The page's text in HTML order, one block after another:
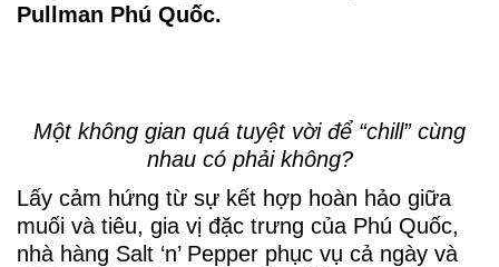
Pullman Phú Quốc.
Một không gian quá tuyệt vời để “chill” cùng
nhau có phải không?
Lấy cảm hứng từ sự kết hợp hoàn hảo giữa
muối và tiêu, gia vị đặc trưng của Phú Quốc,
nhà hàng Salt ‘n’ Pepper phục vụ cả ngày và